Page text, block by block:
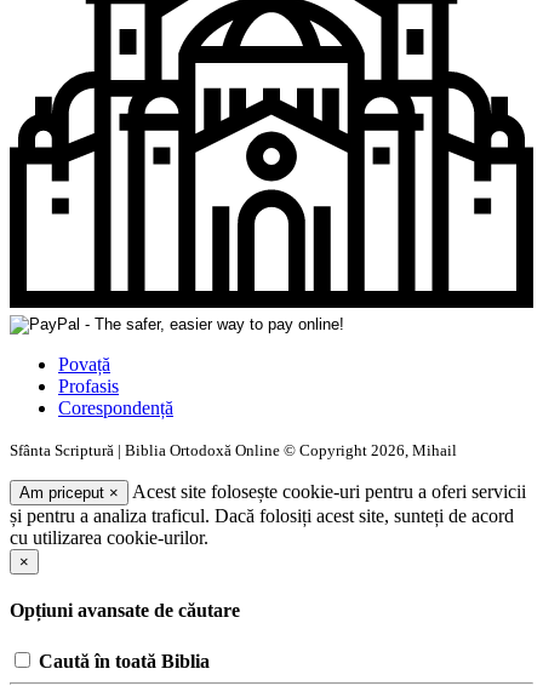
Povață
Profasis
Corespondență
Sfânta Scriptură | Biblia Ortodoxă Online © Copyright 2026, Mihail
Am priceput ×
Acest site folosește cookie-uri pentru a oferi servicii
și pentru a analiza traficul. Dacă folosiți acest site, sunteți de acord
cu utilizarea cookie-urilor.
×
Opțiuni avansate de căutare
Caută în toată Biblia